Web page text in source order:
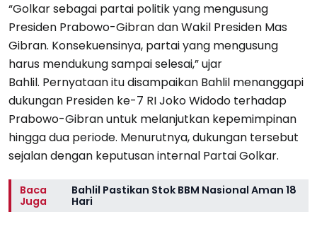
“Golkar sebagai partai politik yang mengusung
Presiden Prabowo-Gibran dan Wakil Presiden Mas
Gibran. Konsekuensinya, partai yang mengusung
harus mendukung sampai selesai,” ujar
Bahlil. Pernyataan itu disampaikan Bahlil menanggapi
dukungan Presiden ke-7 RI Joko Widodo terhadap
Prabowo-Gibran untuk melanjutkan kepemimpinan
hingga dua periode. Menurutnya, dukungan tersebut
sejalan dengan keputusan internal Partai Golkar.
Baca
Juga
Bahlil Pastikan Stok BBM Nasional Aman 18
Hari